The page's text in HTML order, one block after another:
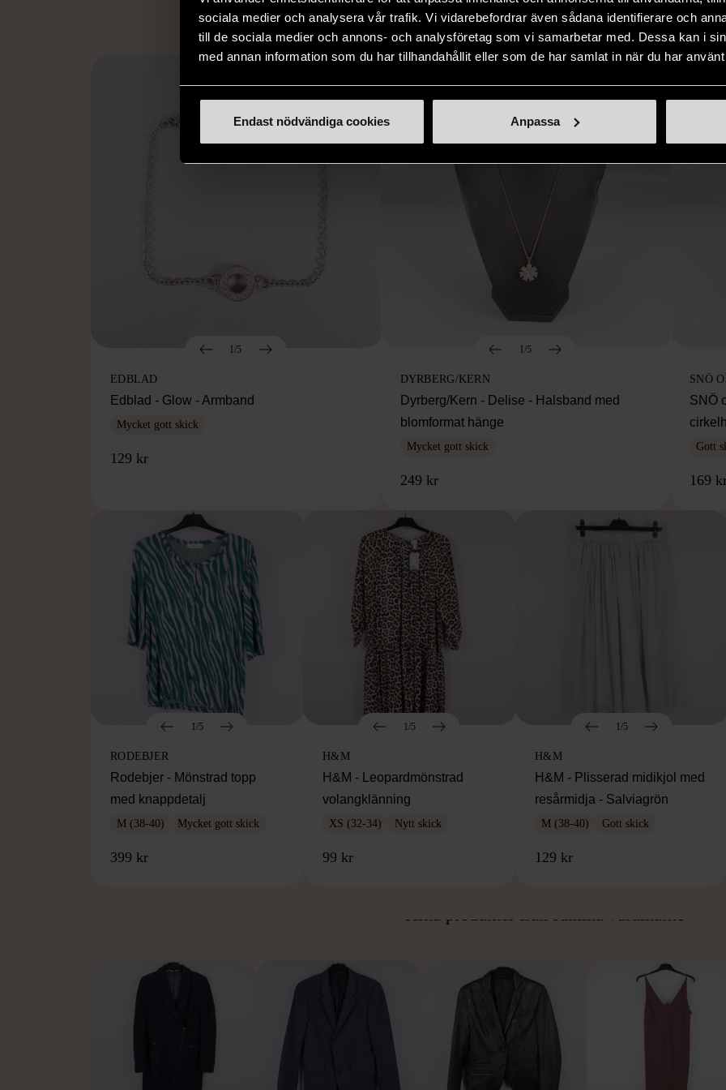
sociala medier och analysera vår trafik. Vi vidarebefordrar även sådana identifierare och
till de sociala medier och annons- och analysföretag som vi samarbetar med. Dessa kan i
med annan information som du har tillhandahållit eller som de har samlat in när du har
Endast nödvändiga cookies Anpassa
Hitta produkter som påminner om denna
1/5
EDBLAD
Edblad - Glow - Armband
Mycket gott skick
129 kr
1/5
DYRBERG/KERN
Dyrberg/Kern - Delise - Halsband med
blomformat hänge
Mycket gott skick
249 kr
SNÖ
SNÖ
Gott
169
1/5
RODEBJER
Rodebjer - Mönstrad topp
med knappdetalj
M (38-40) Mycket gott skick
399 kr
1/5
H&M
H&M - Leopardmönstrad
volangklänning
XS (32-34) Nytt skick
99 kr
1/5
H&M
H&M - Plisserad midikjol med
resårmidja - Salviagrön
M (38-40) Gott skick
129 kr